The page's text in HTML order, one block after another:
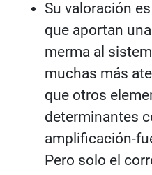
Su valoración
que aportan
merma al
muchas más
que otros
determinantes
amplificación-
Pero solo el